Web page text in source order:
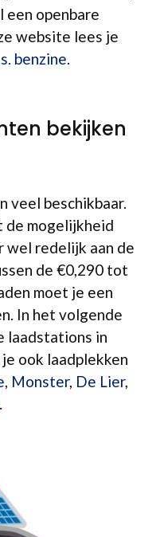
een openbare
website lees je
benzine.
bekijken
veel beschikbaar.
de mogelijkheid
wel redelijk aan de
de €0,290 tot
moet je een
In het volgende
laadstations in
ook laadplekken
, Monster, De Lier,
.